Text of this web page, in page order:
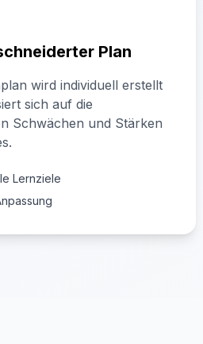
Plan
wird individuell erstellt
sich auf die
Schwächen und Stärken
Lernziele